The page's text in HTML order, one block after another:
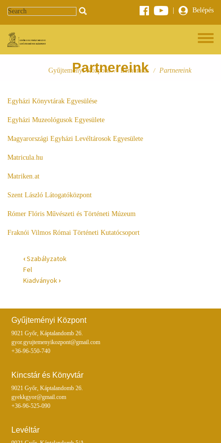
Belépés
Toggle
Partnereink
Gyűjteményi Központ / Bemutatás / Partnereink
Egyházi Könyvtárak Egyesülése
Egyházi Muzeológusok Egyesülete
Magyarországi Egyházi Levéltárosok Egyesülete
Matricula.hu
Matriken.at
Szent László Látogatóközpont
Rómer Flóris Művészeti és Történeti Múzeum
Fraknói Vilmos Római Történeti Kutatócsoport
‹Szabályzatok
Fel
Kiadványok›
Gyűjteményi Központ
9021 Győr, Káptalandomb 26.
gyor.gyujtemenyikozpont@gmail.com
+36-96-550-740
Kincstár és Könyvtár
9021 Győr, Káptalandomb 26.
gyekkgyor@gmail.com
+36-96-525-090
Levéltár